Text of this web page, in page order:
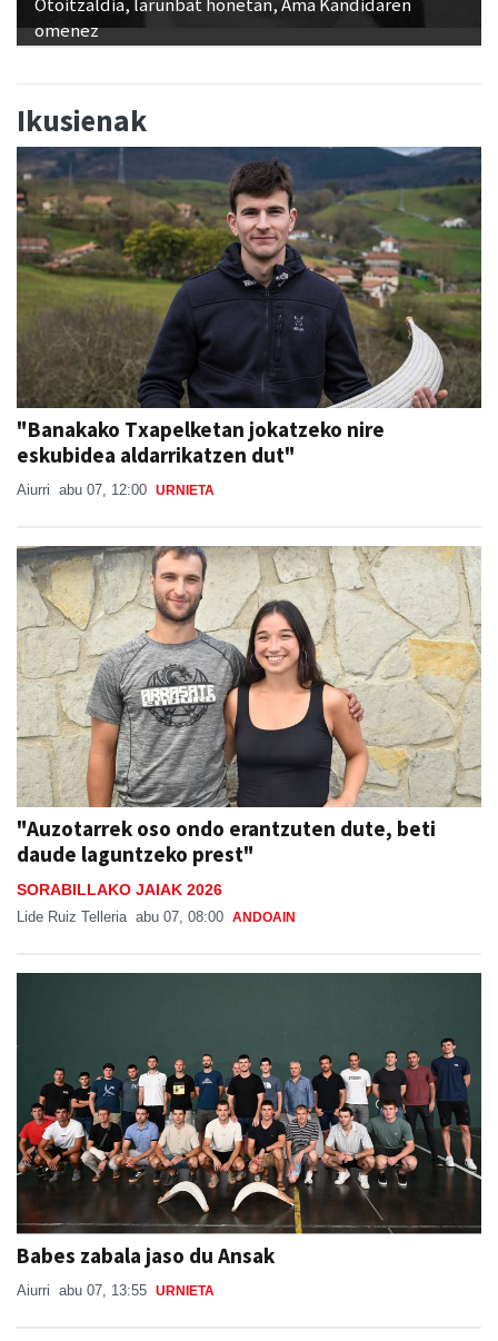
"Banakako Txapelketan jokatzeko nire
eskubidea aldarrikatzen dut"
Aiurri abu 07, 12:00 URNIETA
"Auzotarrek oso ondo erantzuten dute, beti
daude laguntzeko prest"
SORABILLAKO JAIAK 2026
Lide Ruiz Telleria abu 07, 08:00
Babes zabala jaso du Ansak